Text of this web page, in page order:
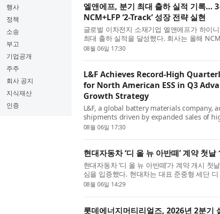
행사
정책
소송
부고
기업공개
주주
회사 공지
지식재산
인증
엘앤에프, 분기 최대 출하 실적 기록…
NCM+LFP ‘2-Track’ 성장 전략 실현
글로벌 이차전지 소재기업 엘앤에프가 하이
최대 출하 실적을 달성했다. 회사는 올해
것으로 전망했으며, 3분기부터는 북미 ESS
08월 06일 17:30
L&F Achieves Record-High
for North American ESS in Q3
Growth Strategy
L&F, a global battery materials company,
shipments driven by expanded sales of
company expects annual NCM
08월 06일 17:30
현대자동차 ‘디 올 뉴 아반떼’ 계약 첫날
현대자동차 ‘디 올 뉴 아반떼’가 계약 개시
심을 입증했다. 현대차는 대표 준중형 세단
대의 계약을 기록했다고 6일 밝혔다. 이는
08월 06일 14:29
롯데에너지머티리얼즈, 2026년 2분기